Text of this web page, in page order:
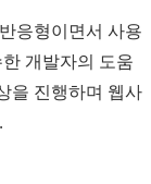
응형이면서 사용
개발자의 도움
을 진행하며 웹사